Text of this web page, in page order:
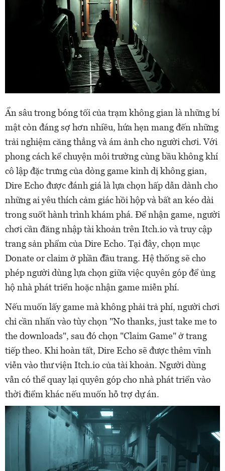
Ẩn sâu trong bóng tối của trạm không gian là những bí
mật còn đáng sợ hơn nhiều, hứa hẹn mang đến những
trải nghiệm căng thẳng và ám ảnh cho người chơi. Với
phong cách kể chuyện môi trường cùng bầu không khí
cô lập đặc trưng của dòng game kinh dị không gian,
Dire Echo được đánh giá là lựa chọn hấp dẫn dành cho
những ai yêu thích cảm giác hồi hộp và bất an kéo dài
trong suốt hành trình khám phá. Để nhận game, người
chơi cần đăng nhập tài khoản trên Itch.io và truy cập
trang sản phẩm của Dire Echo. Tại đây, chọn mục
Donate or claim ở phần đầu trang. Hệ thống sẽ cho
phép người dùng lựa chọn giữa việc quyên góp để ủng
hộ nhà phát triển hoặc nhận game miễn phí.
Nếu muốn lấy game mà không phải trả phí, người chơi
chỉ cần nhấn vào tùy chọn "No thanks, just take me to
the downloads", sau đó chọn "Claim Game" ở trang
tiếp theo. Khi hoàn tất, Dire Echo sẽ được thêm vĩnh
viễn vào thư viện Itch.io của tài khoản. Người dùng
vẫn có thể quay lại quyên góp cho nhà phát triển vào
thời điểm khác nếu muốn hỗ trợ dự án.